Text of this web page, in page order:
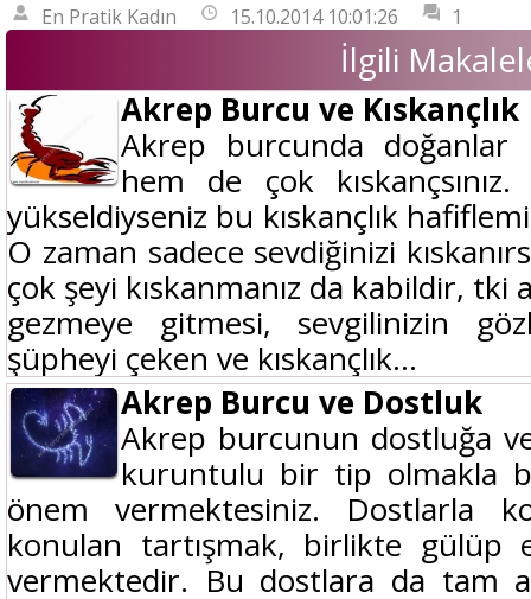
En Pratik Kadın 15.10.2014 10:01:26 1
İlgili
Akrep Burcu ve Kıskançlık
Akrep burcunda doğanlar
hem de çok
yükseldiyseniz bu kıskançlık
O zaman sadece sevdiğinizi
çok şeyi kıskanmanız da kabildir, tki
gezmeye gitmesi, sevgilinizin
şüpheyi çeken ve kıskançlık...
Akrep Burcu ve Dostluk
Akrep burcunun dostluğa
kuruntulu bir tip olmakla
önem vermektesiniz. Dostlarla
konulan tartışmak, birlikte gülüp
vermektedir. Bu dostlara da tam